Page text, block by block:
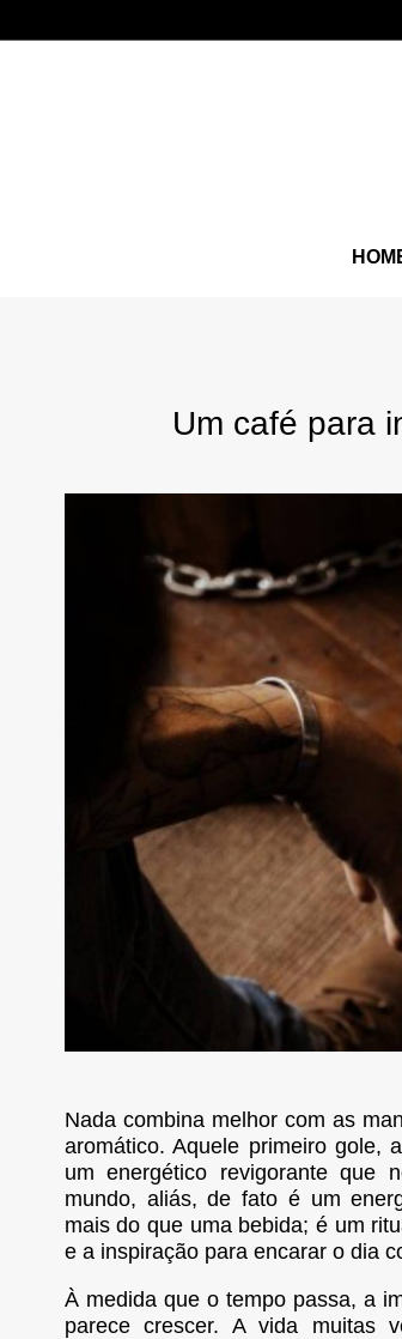
Um café para
Nada combina melhor com as
aromático. Aquele primeiro gole,
um energético revigorante que
mundo, aliás, de fato é um
mais do que uma bebida; é um
e a inspiração para encarar o dia
À medida que o tempo passa, a
parece crescer. A vida muitas